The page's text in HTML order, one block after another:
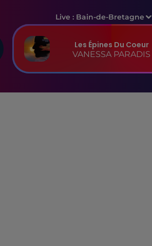
Live : Bain-de-Bretagne
Les Épines Du Coeur
VANESSA PARADIS